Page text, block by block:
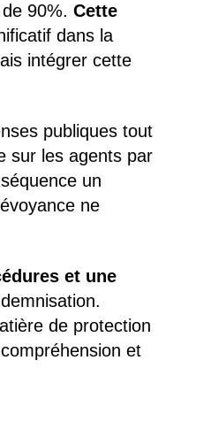
de 90%.Cette
dans la
intégrer cette
publiques tout
sur les agents par
un
ne
et une
de protection
et